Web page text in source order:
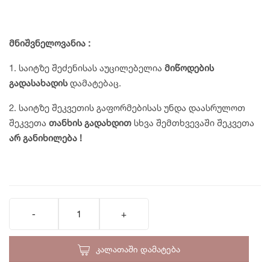
მნიშვნელოვანია :
1. საიტზე შეძენისას აუცილებელია მიწოდების
გადასახადის დამატებაც.
2. საიტზე შეკვეთის გაფორმებისას უნდა დაასრულოთ
შეკვეთა თანხის გადახდით სხვა შემთხვევაში შეკვეთა
არ განიხილება !
ᲙᲐᲚᲐᲗᲐᲨᲘ ᲓᲐᲛᲐᲢᲔᲑᲐ